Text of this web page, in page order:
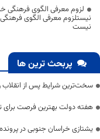
لزوم معرفی الگوی فرهنگی
نیستلزوم معرفی الگوی
نیست
پربحث ترین ها
سخت‌ترین شرایط پس از انقلاب
هفته دولت بهترین فرصت
یشتازی خراسان جنوبی در